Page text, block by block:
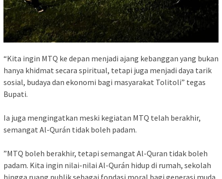
“Kita ingin MTQ ke depan menjadi ajang kebanggan yang bukan
hanya khidmat secara spiritual, tetapi juga menjadi daya tarik
sosial, budaya dan ekonomi bagi masyarakat Tolitoli” tegas
Bupati.
Ia juga mengingatkan meski kegiatan MTQ telah berakhir,
semangat Al-Qurán tidak boleh padam.
”MTQ boleh berakhir, tetapi semangat Al-Quran tidak boleh
padam. Kita ingin nilai-nilai Al-Qurán hidup di rumah, sekolah
hingga ruang publik sebagai fondasi moral bagi generasi muda